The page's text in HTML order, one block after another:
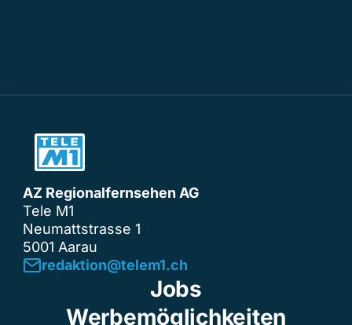
AZ Regionalfernsehen AG
Tele M1
Neumattstrasse 1
5001 Aarau
redaktion@telem1.ch
Jobs
Werbemöglichkeiten